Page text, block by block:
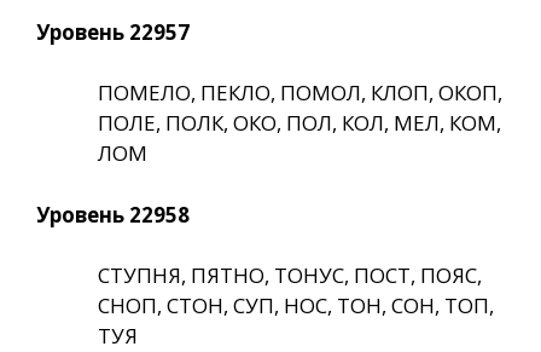
Уровень 22957
ПОМЕЛО, ПЕКЛО, ПОМОЛ, КЛОП, ОКОП,
ПОЛЕ, ПОЛК, ОКО, ПОЛ, КОЛ, МЕЛ, КОМ,
ЛОМ
Уровень 22958
СТУПНЯ, ПЯТНО, ТОНУС, ПОСТ, ПОЯС,
СНОП, СТОН, СУП, НОС, ТОН, СОН, ТОП,
ТУЯ